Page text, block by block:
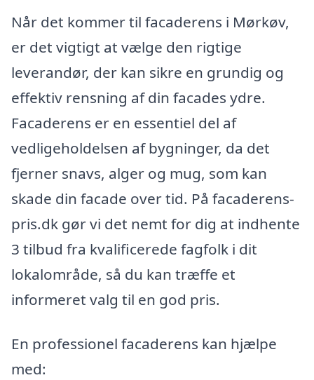
Når det kommer til facaderens i Mørkøv,
er det vigtigt at vælge den rigtige
leverandør, der kan sikre en grundig og
effektiv rensning af din facades ydre.
Facaderens er en essentiel del af
vedligeholdelsen af bygninger, da det
fjerner snavs, alger og mug, som kan
skade din facade over tid. På facaderens-
pris.dk gør vi det nemt for dig at indhente
3 tilbud fra kvalificerede fagfolk i dit
lokalområde, så du kan træffe et
informeret valg til en god pris.
En professionel facaderens kan hjælpe
med: